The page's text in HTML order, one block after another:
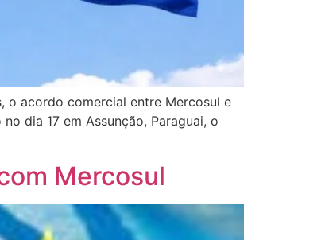
o acordo comercial entre Mercosul e
dia 17 em Assunção, Paraguai, o
Mercosul